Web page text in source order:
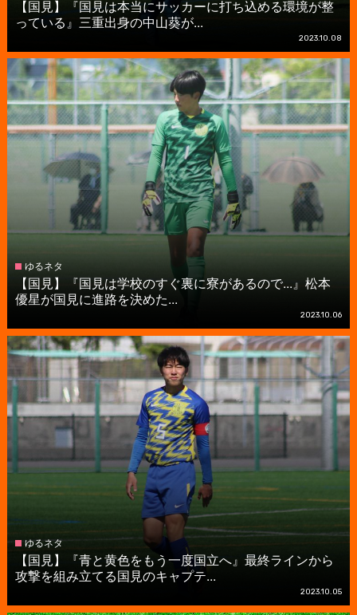
【国見】『国見は本当にサッカーに打ち込める環境が整
っている』三重出身の中山葵が...
2023.10.08
ゆるネタ
【国見】『国見は学校のすぐ裏に寮があるので...』松本
優星が国見に進路を決めた...
2023.10.06
ゆるネタ
【国見】『青と黄色をもう一度国立へ』最終ラインから
攻撃を組み立てる国見のキャプテ...
2023.10.05